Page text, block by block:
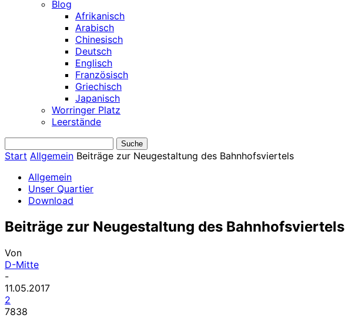
Blog
Afrikanisch
Arabisch
Chinesisch
Deutsch
Englisch
Französisch
Griechisch
Japanisch
Worringer Platz
Leerstände
Start Allgemein Beiträge zur Neugestaltung des Bahnhofsviertels
Allgemein
Unser Quartier
Download
Beiträge zur Neugestaltung des Bahnhofsviertels
Von
D-Mitte
-
11.05.2017
2
7838